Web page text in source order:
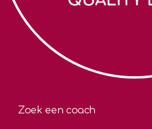
Zoek een coach